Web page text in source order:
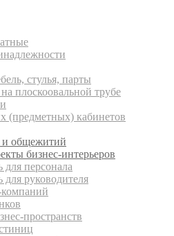
стулья, парты
плоскоовальной трубе
(предметных) кабинетов
и общежитий
бизнес-интерьеров
персонала
руководителя
пространств